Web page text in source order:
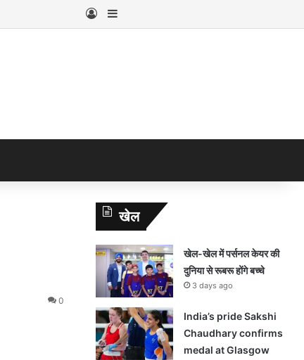
Log InSidebar
0
खेल
खेल-खेल में पर्सनल केयर की
दुनिया से रूबरू होंगे बच्चे
3 days ago
India’s pride Sakshi
Chaudhary confirms
medal at Glasgow